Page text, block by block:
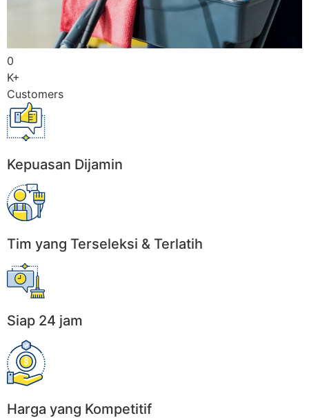
0
K+
Customers
Kepuasan Dijamin
Tim yang Terseleksi & Terlatih
Siap 24 jam
Harga yang Kompetitif